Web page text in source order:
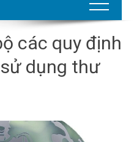
các quy định
dụng thư